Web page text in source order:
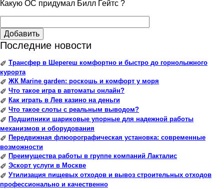
Какую ОС придумал Билл Гейтс ?
Добавить
Последние новости
✐ Трансфер в Шерегеш комфортно и быстро до горнолыжного
курорта
✐ ЖК Marine garden: роскошь и комфорт у моря
✐ Что такое игра в автоматы онлайн?
✐ Как играть в Лев казино на деньги
✐ Что такое слоты с реальным выводом?
✐ Подшипники шариковые упорные для надежной работы
механизмов и оборудования
✐ Передвижная флюорографическая установка: современные
возможности
✐ Преимущества работы в группе компаний Лакталис
✐ Эскорт услуги в Москве
✐ Утилизация пищевых отходов и вывоз строительных отходов
профессионально и качественно